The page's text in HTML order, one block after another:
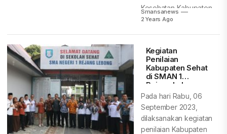
Kesehatan Kabupaten
Rejang Lebong...
Smansanews
2 Years Ago
Kegiatan
Penilaian
Kabupaten Sehat
di SMAN 1
Rejang Lebong
Pada hari Rabu, 06
September 2023,
dilaksanakan kegiatan
penilaian Kabupaten